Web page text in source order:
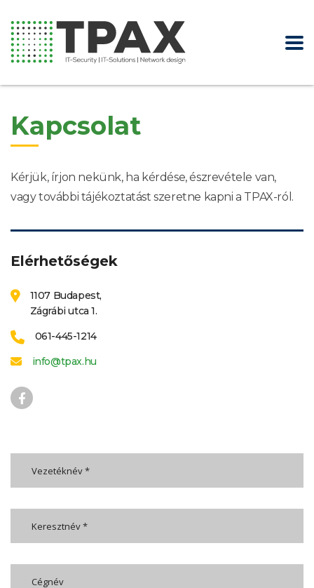
Kapcsolat
Kérjük, írjon nekünk, ha kérdése, észrevétele van,
vagy további tájékoztatást szeretne kapni a TPAX-ról.
Elérhetőségek
1107 Budapest,
Zágrábi utca 1.
061-445-1214
info@tpax.hu